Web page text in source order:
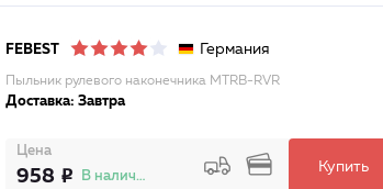
FEBEST Германия
Пыльник рулевого наконечника MTRB-RVR
Доставка: Завтра
Цена
958 В наличии
Купить